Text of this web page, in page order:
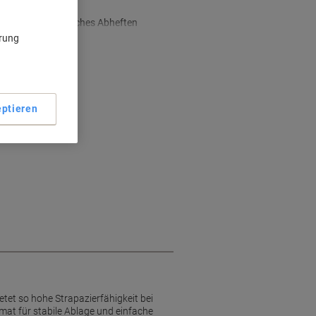
für einfaches Abheften
so hohe Strapazierfähigkeit bei
für stabile Ablage und einfache